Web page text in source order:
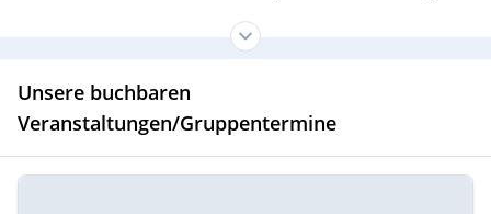
6. Bitte überweist die Kursgebühr
vor Kursbeginn auf das Konto des Vereins:
Con Corazon Werkstatt für Tango Argentino e. V.
IBAN: DE25 4036 1906 5179 1500 01
BIC: GENODEM1IBB
Unsere buchbaren
Veranstaltungen/Gruppentermine